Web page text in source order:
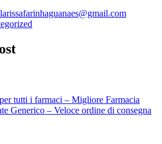
larissafarinhaguanaes@gmail.com
tutti i farmaci – Migliore Farmacia
Generico – Veloce ordine di consegna